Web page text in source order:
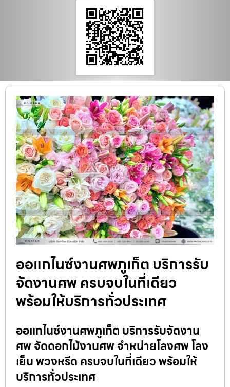
ออแกไนซ์งานศพภูเก็ต บริการรับ
จัดงานศพ ครบจบในที่เดียว
พร้อมให้บริการทั่วประเทศ
ออแกไนซ์งานศพภูเก็ต บริการรับจัดงาน
ศพ จัดดอกไม้งานศพ จำหน่ายโลงศพ โลง
เย็น พวงหรีด ครบจบในที่เดียว พร้อมให้
บริการทั่วประเทศ